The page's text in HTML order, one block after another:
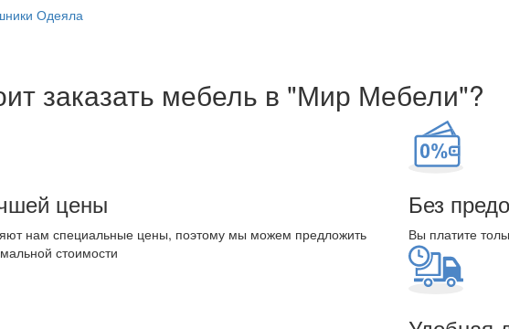
Одеяла
заказать мебель в "Мир Мебели"?
цены
нам специальные цены, поэтому мы можем предложить
стоимости
Без
Вы платите